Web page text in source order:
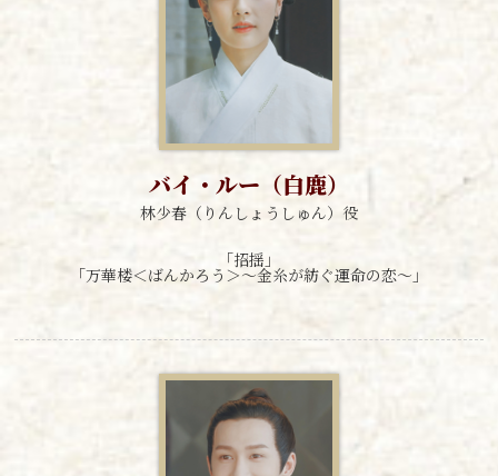
バイ・ルー（白鹿）
林少春（りんしょうしゅん）役
「招揺」
「万華楼＜ばんかろう＞～金糸が紡ぐ運命の恋～」